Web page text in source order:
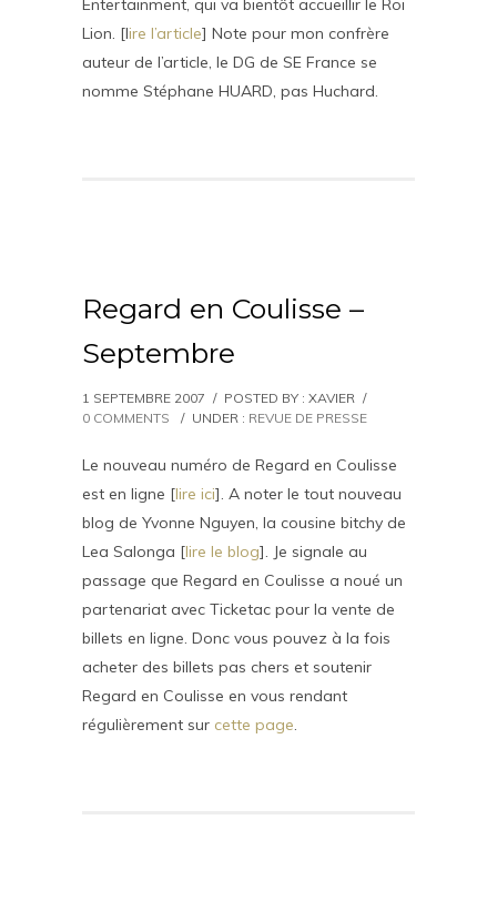
Entertainment, qui va bientôt accueillir le Roi
Lion. [lire l’article] Note pour mon confrère
auteur de l’article, le DG de SE France se
nomme Stéphane HUARD, pas Huchard.
Regard en Coulisse –
Septembre
1 SEPTEMBRE 2007 / POSTED BY : XAVIER /
0 COMMENTS
/ UNDER : REVUE DE PRESSE
Le nouveau numéro de Regard en Coulisse
est en ligne [lire ici]. A noter le tout nouveau
blog de Yvonne Nguyen, la cousine bitchy de
Lea Salonga [lire le blog]. Je signale au
passage que Regard en Coulisse a noué un
partenariat avec Ticketac pour la vente de
billets en ligne. Donc vous pouvez à la fois
acheter des billets pas chers et soutenir
Regard en Coulisse en vous rendant
régulièrement sur cette page.